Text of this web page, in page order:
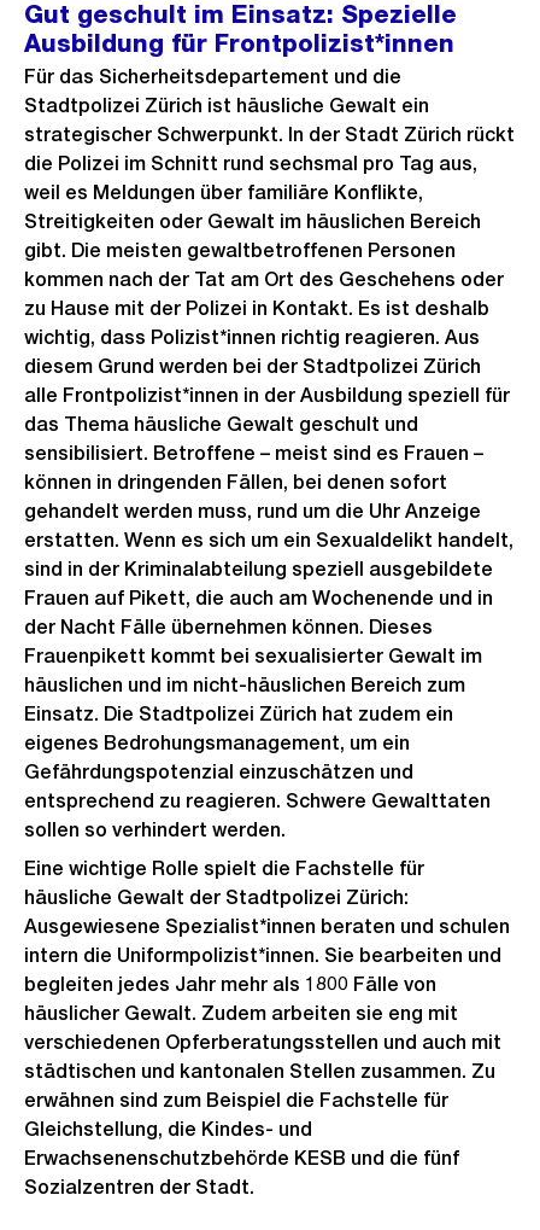
Gut geschult im Einsatz: Spezielle
Ausbildung für Frontpolizist*innen
Für das Sicherheitsdepartement und die
Stadtpolizei Zürich ist häusliche Gewalt ein
strategischer Schwerpunkt. In der Stadt Zürich rückt
die Polizei im Schnitt rund sechsmal pro Tag aus,
weil es Meldungen über familiäre Konflikte,
Streitigkeiten oder Gewalt im häuslichen Bereich
gibt. Die meisten gewaltbetroffenen Personen
kommen nach der Tat am Ort des Geschehens oder
zu Hause mit der Polizei in Kontakt. Es ist deshalb
wichtig, dass Polizist*innen richtig reagieren. Aus
diesem Grund werden bei der Stadtpolizei Zürich
alle Frontpolizist*innen in der Ausbildung speziell für
das Thema häusliche Gewalt geschult und
sensibilisiert. Betroffene – meist sind es Frauen –
können in dringenden Fällen, bei denen sofort
gehandelt werden muss, rund um die Uhr Anzeige
erstatten. Wenn es sich um ein Sexualdelikt handelt,
sind in der Kriminalabteilung speziell ausgebildete
Frauen auf Pikett, die auch am Wochenende und in
der Nacht Fälle übernehmen können. Dieses
Frauenpikett kommt bei sexualisierter Gewalt im
häuslichen und im nicht-häuslichen Bereich zum
Einsatz. Die Stadtpolizei Zürich hat zudem ein
eigenes Bedrohungsmanagement, um ein
Gefährdungspotenzial einzuschätzen und
entsprechend zu reagieren. Schwere Gewalttaten
sollen so verhindert werden.
Eine wichtige Rolle spielt die Fachstelle für
häusliche Gewalt der Stadtpolizei Zürich:
Ausgewiesene Spezialist*innen beraten und schulen
intern die Uniformpolizist*innen. Sie bearbeiten und
begleiten jedes Jahr mehr als 1800 Fälle von
häuslicher Gewalt. Zudem arbeiten sie eng mit
verschiedenen Opferberatungsstellen und auch mit
städtischen und kantonalen Stellen zusammen. Zu
erwähnen sind zum Beispiel die Fachstelle für
Gleichstellung, die Kindes- und
Erwachsenenschutzbehörde KESB und die fünf
Sozialzentren der Stadt.